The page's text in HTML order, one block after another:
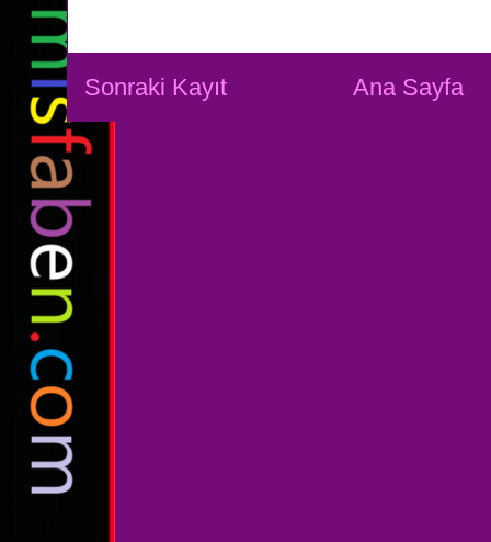
Sonraki Kayıt Ana Sayfa